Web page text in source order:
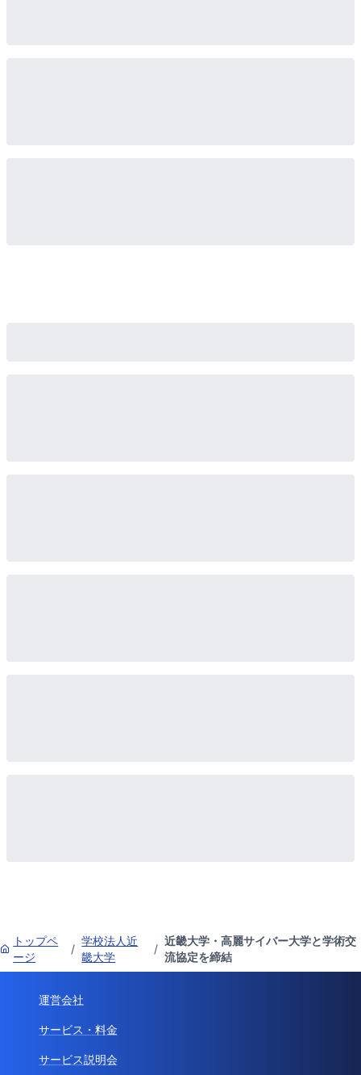
トップペ
ージ
/
学校法人近
畿大学
/
近畿大学・高麗サイバー大学と学術交
流協定を締結
運営会社
サービス・料金
サービス説明会